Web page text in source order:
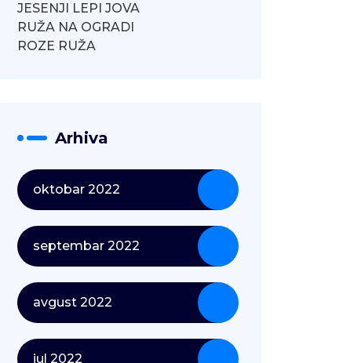
JESENJI LEPI JOVA
RUŽA NA OGRADI
ROZE RUŽA
Arhiva
oktobar 2022
septembar 2022
avgust 2022
jul 2022